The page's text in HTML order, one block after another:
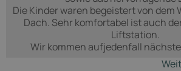
Die Kinder waren begeistert von dem
Dach. Sehr komfortabel ist auch
Liftstation.
Wir kommen aufjedenfall